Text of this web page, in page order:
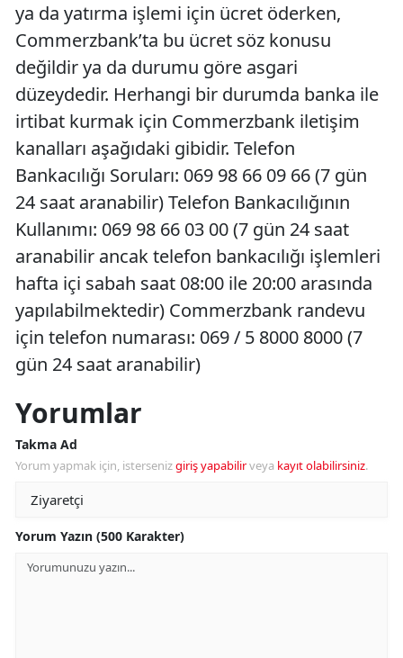
ya da yatırma işlemi için ücret öderken,
Commerzbank’ta bu ücret söz konusu
değildir ya da durumu göre asgari
düzeydedir. Herhangi bir durumda banka ile
irtibat kurmak için Commerzbank iletişim
kanalları aşağıdaki gibidir. Telefon
Bankacılığı Soruları: 069 98 66 09 66 (7 gün
24 saat aranabilir) Telefon Bankacılığının
Kullanımı: 069 98 66 03 00 (7 gün 24 saat
aranabilir ancak telefon bankacılığı işlemleri
hafta içi sabah saat 08:00 ile 20:00 arasında
yapılabilmektedir) Commerzbank randevu
için telefon numarası: 069 / 5 8000 8000 (7
gün 24 saat aranabilir)
Yorumlar
Takma Ad
Yorum yapmak için, istersenizgiriş yapabilirveya kayıt olabilirsiniz.
Yorum Yazın (500 Karakter)